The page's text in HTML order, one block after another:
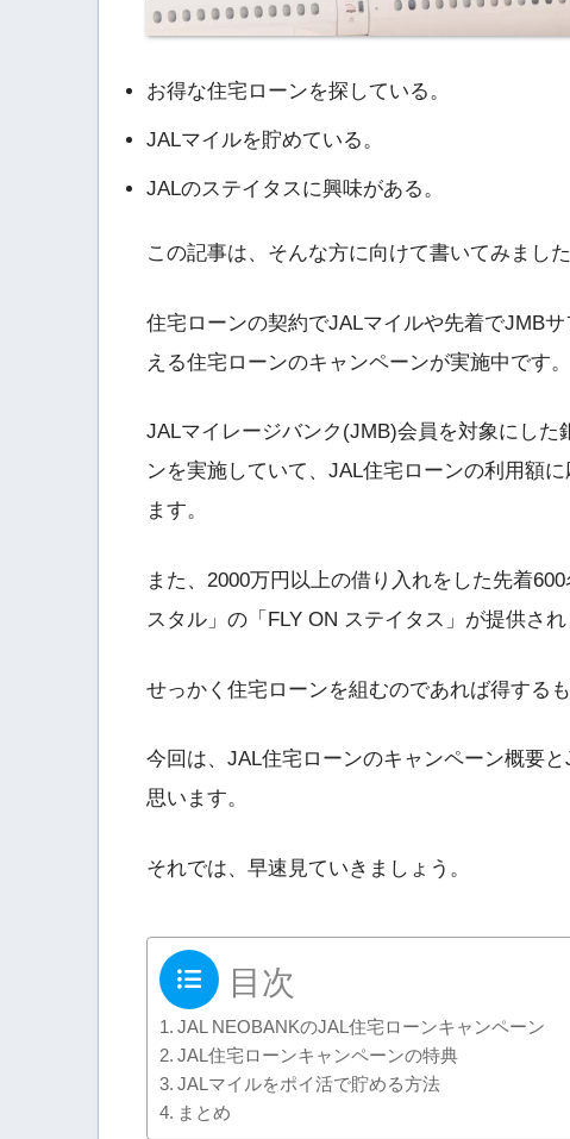
お得な住宅ローンを探している。
JALマイルを貯めている。
JALのステイタスに興味がある。
この記事は、そんな方に向けて書いてみました
住宅ローンの契約でJALマイルや先着でJMB
える住宅ローンのキャンペーンが実施中です。
JALマイレージバンク(JMB)会員を対象にし
ンを実施していて、JAL住宅ローンの利用額
ます。
また、2000万円以上の借り入れをした先着
スタル」の「FLY ON ステイタス」が提供され
せっかく住宅ローンを組むのであれば得する
今回は、JAL住宅ローンのキャンペーン概要
思います。
それでは、早速見ていきましょう。
目次
JAL NEOBANKのJAL住宅ローンキャンペーン
JAL住宅ローンキャンペーンの特典
JALマイルをポイ活で貯める方法
まとめ